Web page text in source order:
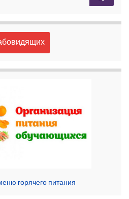
горячего питания